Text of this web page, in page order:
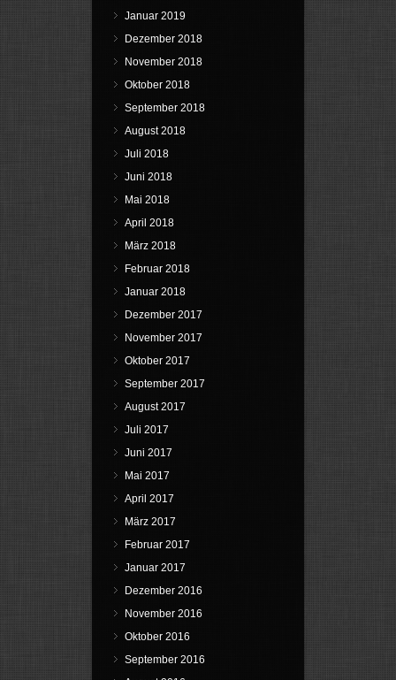
Januar 2019
Dezember 2018
November 2018
Oktober 2018
September 2018
August 2018
Juli 2018
Juni 2018
Mai 2018
April 2018
März 2018
Februar 2018
Januar 2018
Dezember 2017
November 2017
Oktober 2017
September 2017
August 2017
Juli 2017
Juni 2017
Mai 2017
April 2017
März 2017
Februar 2017
Januar 2017
Dezember 2016
November 2016
Oktober 2016
September 2016